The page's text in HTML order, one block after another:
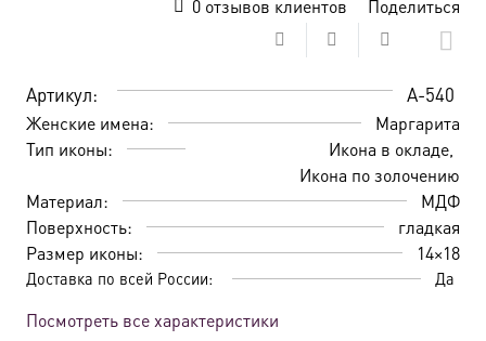
0отзывов клиентов Поделиться
Артикул: A-540
Женские имена:
Маргарита
Тип иконы:
Икона в окладе
Икона по золочению
Материал:
МДФ
Поверхность:
гладкая
Размер иконы:
14×18
Доставка по всей России: Да
Посмотреть все характеристики